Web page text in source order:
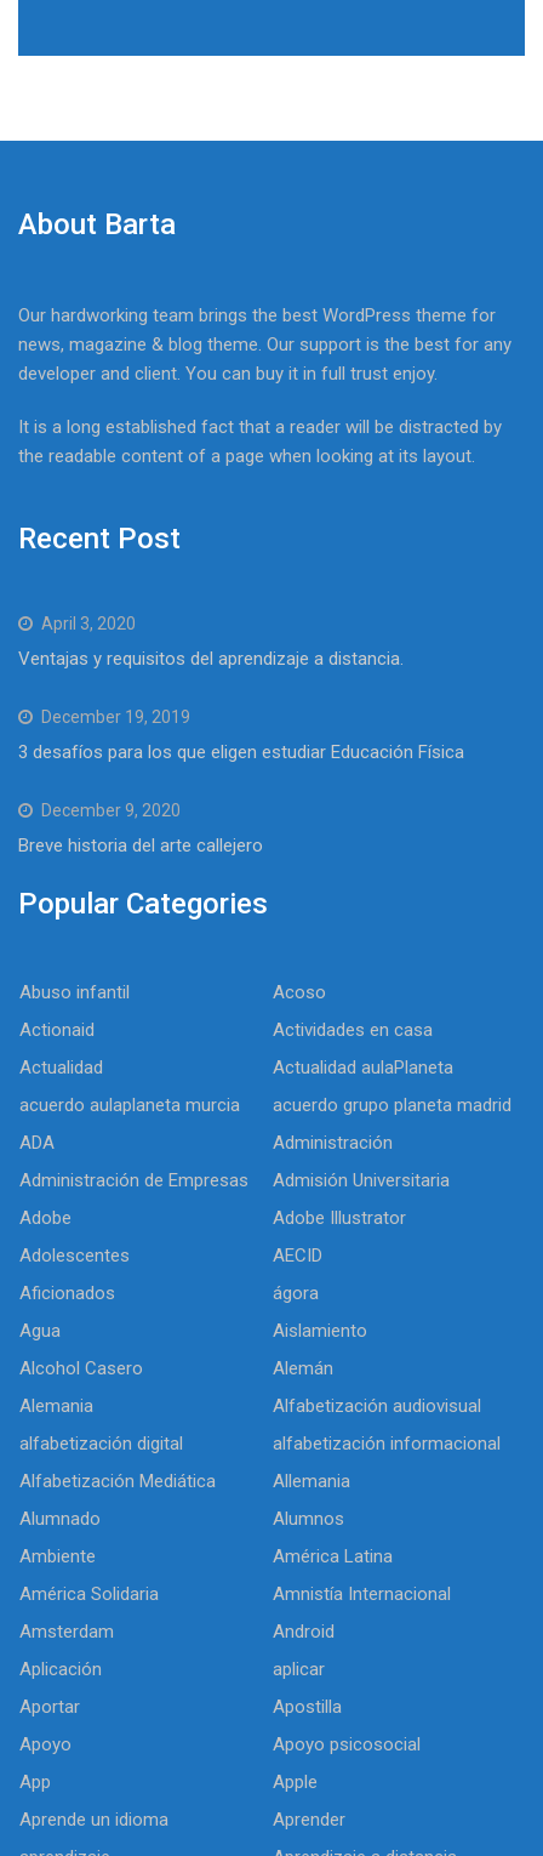
About Barta
Our hardworking team brings the best WordPress theme for
news, magazine & blog theme. Our support is the best for any
developer and client. You can buy it in full trust enjoy.
It is a long established fact that a reader will be distracted by
the readable content of a page when looking at its layout.
Recent Post
April 3, 2020
Ventajas y requisitos del aprendizaje a distancia.
December 19, 2019
3 desafíos para los que eligen estudiar Educación Física
December 9, 2020
Breve historia del arte callejero
Popular Categories
Abuso infantil
Acoso
Actionaid
Actividades en casa
Actualidad
Actualidad aulaPlaneta
acuerdo aulaplaneta murcia
acuerdo grupo planeta madrid
ADA
Administración
Administración de Empresas
Admisión Universitaria
Adobe
Adobe Illustrator
Adolescentes
AECID
Aficionados
ágora
Agua
Aislamiento
Alcohol Casero
Alemán
Alemania
Alfabetización audiovisual
alfabetización digital
alfabetización informacional
Alfabetización Mediática
Allemania
Alumnado
Alumnos
Ambiente
América Latina
América Solidaria
Amnistía Internacional
Amsterdam
Android
Aplicación
aplicar
Aportar
Apostilla
Apoyo
Apoyo psicosocial
App
Apple
Aprende un idioma
Aprender